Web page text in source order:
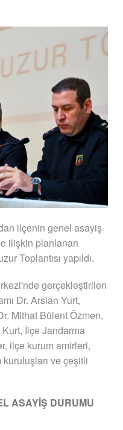
ilçenin genel asayiş
ilişkin planlanan
Toplantısı yapıldı.
gerçekleştirilen
Dr. Arslan Yurt,
Mithat Bülent Özmen,
İlçe Jandarma
ilçe kurum amirleri,
ve çeşitli
ASAYİŞ DURUMU